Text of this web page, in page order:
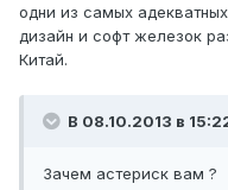
одни из самых
дизайн и софт железок
Китай.
В 08.10.2013 в
Зачем астериск вам ?